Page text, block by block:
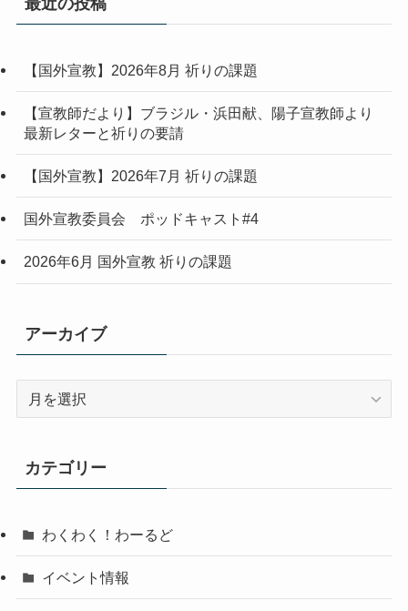
【国外宣教】2026年8月 祈りの課題
【宣教師だより】ブラジル・浜田献、陽子宣教師より
最新レターと祈りの要請
【国外宣教】2026年7月 祈りの課題
国外宣教委員会 ポッドキャスト#4
2026年6月 国外宣教 祈りの課題
アーカイブ
ブ
カテゴリー
わくわく！わーるど
イベント情報